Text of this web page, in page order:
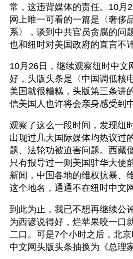
常，这违背媒体的责任。10月
网上唯一可看的一篇是〈奢侈
系〉，谈到中共官员贪腐的问
也和纽时对美国政府的直言不
10月26日，继续观察纽时中文
好，头版头条是〈中国调低核
美国就很糟糕，头版第三条讲
信美国人也许将会亲身感受到
观察了这么一段时间，发现纽
出现过几大国际媒体均热议过
题、法轮功被迫害问题。西藏
只有报导过一则美国驻华大使
新闻，中国各地的维权抗暴、
这个地名，通通不在纽时中文
到此为止，我已不想再继续公
为西谚说得好，烂苹果咬一口
二口。可是7个小时之后，北
中文网头版头条抽换为《总理